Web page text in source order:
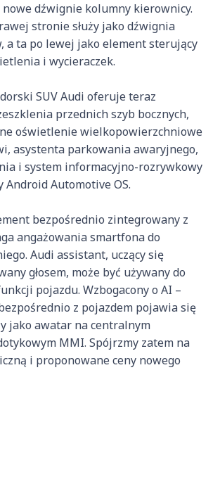
dźwignie kolumny kierownicy.
stronie służy jako dźwignia
a ta po lewej jako element sterujący
i wycieraczek.
SUV Audi oferuje teraz
przednich szyb bocznych,
oświetlenie wielkopowierzchniowe
asystenta parkowania awaryjnego,
i system informacyjno-rozrywkowy
Android Automotive OS.
bezpośrednio zintegrowany z
angażowania smartfona do
Audi assistant, uczący się
głosem, może być używany do
pojazdu. Wzbogacony o AI –
z pojazdem pojawia się
jako awatar na centralnym
MMI. Spójrzmy zatem na
i proponowane ceny nowego